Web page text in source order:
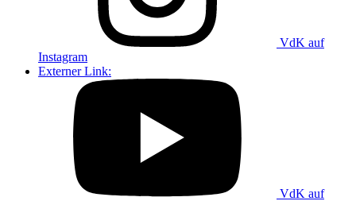
VdK auf
Instagram
Externer Link:
VdK auf